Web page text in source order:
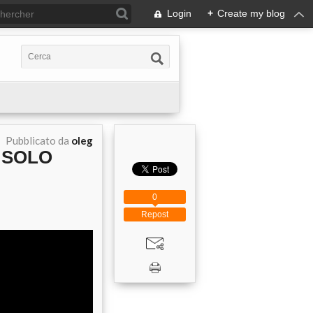
Login + Create my blog
Pubblicato da oleg
Repost
0